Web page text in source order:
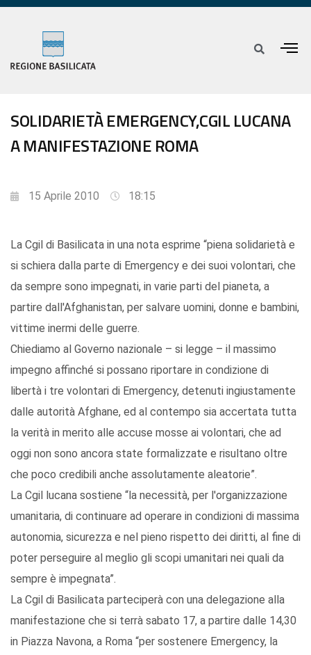
SOLIDARIETÀ EMERGENCY,CGIL LUCANA
A MANIFESTAZIONE ROMA
15 Aprile 2010 18:15
La Cgil di Basilicata in una nota esprime “piena solidarietà e
si schiera dalla parte di Emergency e dei suoi volontari, che
da sempre sono impegnati, in varie parti del pianeta, a
partire dall'Afghanistan, per salvare uomini, donne e bambini,
vittime inermi delle guerre.
Chiediamo al Governo nazionale – si legge – il massimo
impegno affinché si possano riportare in condizione di
libertà i tre volontari di Emergency, detenuti ingiustamente
dalle autorità Afghane, ed al contempo sia accertata tutta
la verità in merito alle accuse mosse ai volontari, che ad
oggi non sono ancora state formalizzate e risultano oltre
che poco credibili anche assolutamente aleatorie”.
La Cgil lucana sostiene “la necessità, per l'organizzazione
umanitaria, di continuare ad operare in condizioni di massima
autonomia, sicurezza e nel pieno rispetto dei diritti, al fine di
poter perseguire al meglio gli scopi umanitari nei quali da
sempre è impegnata”.
La Cgil di Basilicata parteciperà con una delegazione alla
manifestazione che si terrà sabato 17, a partire dalle 14,30
in Piazza Navona, a Roma “per sostenere Emergency, la